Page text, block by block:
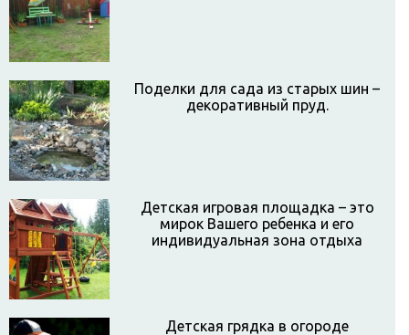
Поделки для сада из старых шин –
декоративный пруд.
Детская игровая площадка – это
мирок Вашего ребенка и его
индивидуальная зона отдыха
Детская грядка в огороде